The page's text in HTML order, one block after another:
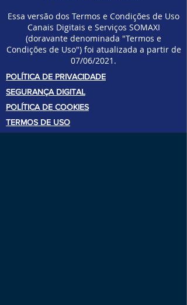
Essa versão dos Termos e Condições de Uso
Canais Digitais e Serviços SOMAXI
(doravante denominada "Termos e
Condições de Uso") foi atualizada a partir de
07/06/2021.
POLÍTICA DE PRIVACIDADE
SEGURANÇA DIGITAL
POLÍTICA DE COOKIES
TERMOS DE USO